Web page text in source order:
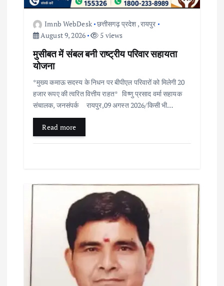
Imnb WebDesk छत्तीसगढ़ प्रदेश ,रायपुर
August 9, 2026
5 views
मुसीबत में संबल बनी राष्ट्रीय परिवार सहायता
योजना
*मुख्य कमाऊ सदस्य के निधन पर बीपीएल परिवारों को मिलेगी 20
हजार रूपए की त्वरित वित्तीय राहत* विष्णु प्रसाद वर्मा सहायक
संचालक, जनसंपर्क रायपुर,09 अगस्त 2026/किसी भी…
Read more